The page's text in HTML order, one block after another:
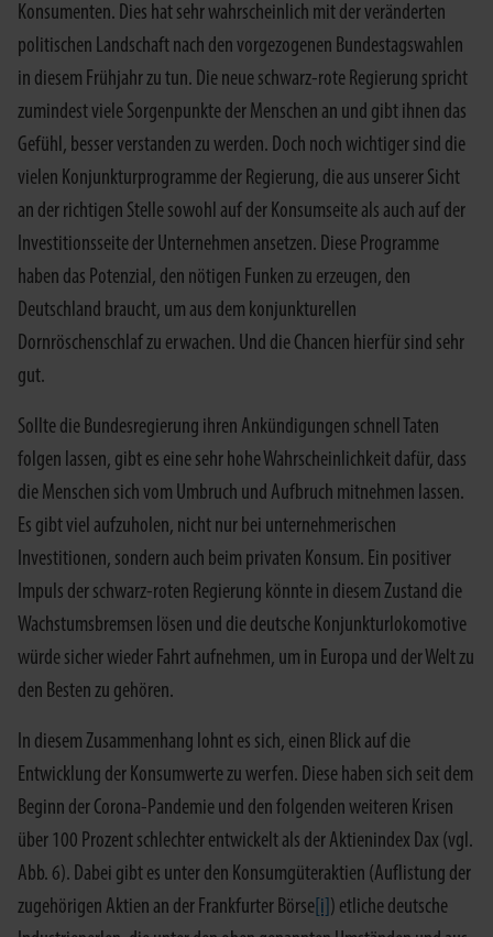
Konsumenten. Dies hat sehr wahrscheinlich mit der veränderten
politischen Landschaft nach den vorgezogenen Bundestagswahlen
in diesem Frühjahr zu tun. Die neue schwarz-rote Regierung spricht
zumindest viele Sorgenpunkte der Menschen an und gibt ihnen das
Gefühl, besser verstanden zu werden. Doch noch wichtiger sind die
vielen Konjunkturprogramme der Regierung, die aus unserer Sicht
an der richtigen Stelle sowohl auf der Konsumseite als auch auf der
Investitionsseite der Unternehmen ansetzen. Diese Programme
haben das Potenzial, den nötigen Funken zu erzeugen, den
Deutschland braucht, um aus dem konjunkturellen
Dornröschenschlaf zu erwachen. Und die Chancen hierfür sind sehr
gut.
Sollte die Bundesregierung ihren Ankündigungen schnell Taten
folgen lassen, gibt es eine sehr hohe Wahrscheinlichkeit dafür, dass
die Menschen sich vom Umbruch und Aufbruch mitnehmen lassen.
Es gibt viel aufzuholen, nicht nur bei unternehmerischen
Investitionen, sondern auch beim privaten Konsum. Ein positiver
Impuls der schwarz-roten Regierung könnte in diesem Zustand die
Wachstumsbremsen lösen und die deutsche Konjunkturlokomotive
würde sicher wieder Fahrt aufnehmen, um in Europa und der Welt zu
den Besten zu gehören.
In diesem Zusammenhang lohnt es sich, einen Blick auf die
Entwicklung der Konsumwerte zu werfen. Diese haben sich seit dem
Beginn der Corona-Pandemie und den folgenden weiteren Krisen
über 100 Prozent schlechter entwickelt als der Aktienindex Dax (vgl.
Abb. 6). Dabei gibt es unter den Konsumgüteraktien (Auflistung der
zugehörigen Aktien an der Frankfurter Börse [i] ) etliche deutsche